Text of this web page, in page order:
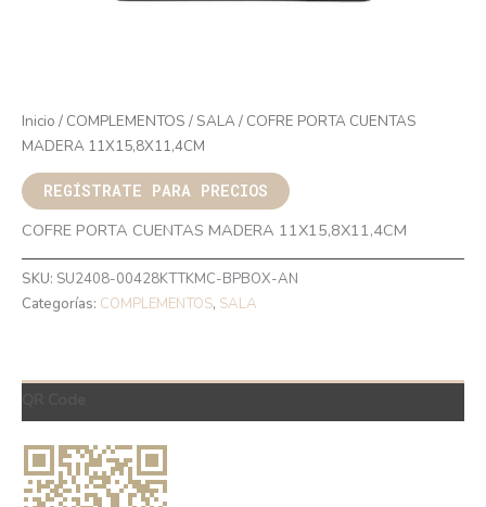
Inicio / COMPLEMENTOS / SALA/ COFRE PORTA CUENTAS
MADERA 11X15,8X11,4CM
REGÍSTRATE PARA PRECIOS
COFRE PORTA CUENTAS MADERA 11X15,8X11,4CM
SKU: SU2408-00428KTTKMC-BPBOX-AN
Categorías: COMPLEMENTOS, SALA